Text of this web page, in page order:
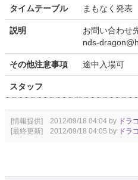
タイムテーブル まもなく発表
説明
お問い合わせ
nds-
その他注意事項 途中入場可
スタッフ
[情報提供] 2012/09/18 04:04 by ドラ
[最終更新] 2012/09/18 04:05 by ドラ